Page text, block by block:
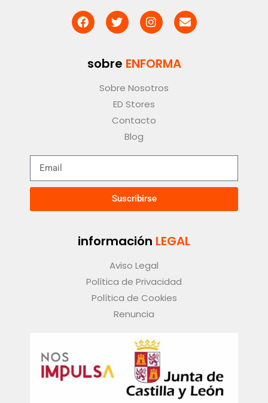
sobre ENFORMA
Sobre Nosotros
ED Stores
Contacto
Blog
Suscribirse
información LEGAL
Aviso Legal
Política de Privacidad
Política de Cookies
Renuncia